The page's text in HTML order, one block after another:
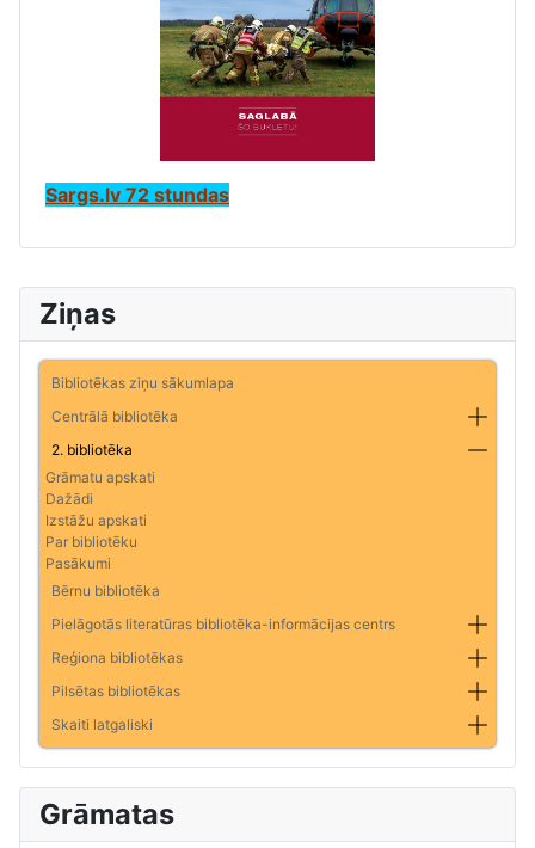
Ziņas
Bibliotēkas ziņu sākumlapa
Centrālā bibliotēka
2. bibliotēka
Grāmatu apskati
Dažādi
Izstāžu apskati
Par bibliotēku
Pasākumi
Bērnu bibliotēka
Pielāgotās literatūras bibliotēka-informācijas centrs
Reģiona bibliotēkas
Pilsētas bibliotēkas
Skaiti latgaliski
Grāmatas
Sargs.lv 72 stundas